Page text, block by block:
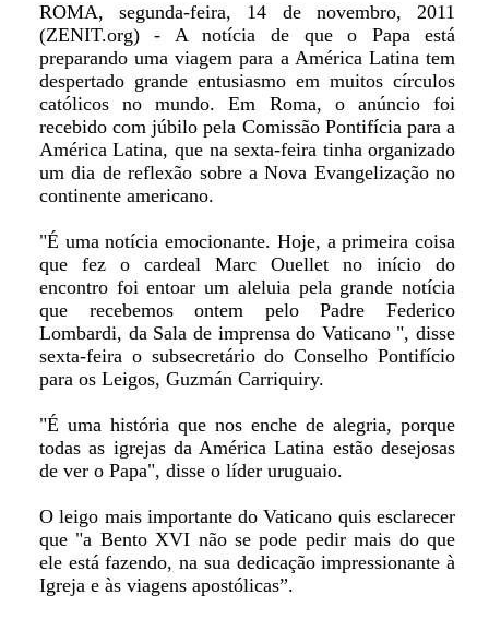
ROMA, segunda-feira, 14 de novembro, 2011
(ZENIT.org) - A notícia de que o Papa está
preparando uma viagem para a América Latina tem
despertado grande entusiasmo em muitos círculos
católicos no mundo. Em Roma, o anúncio foi
recebido com júbilo pela Comissão Pontifícia para a
América Latina, que na sexta-feira tinha organizado
um dia de reflexão sobre a Nova Evangelização no
continente americano.
"É uma notícia emocionante. Hoje, a primeira coisa
que fez o cardeal Marc Ouellet no início do
encontro foi entoar um aleluia pela grande notícia
que recebemos ontem pelo Padre Federico
Lombardi, da Sala de imprensa do Vaticano ", disse
sexta-feira o subsecretário do Conselho Pontifício
para os Leigos, Guzmán Carriquiry.
"É uma história que nos enche de alegria, porque
todas as igrejas da América Latina estão desejosas
de ver o Papa", disse o líder uruguaio.
O leigo mais importante do Vaticano quis esclarecer
que "a Bento XVI não se pode pedir mais do que
ele está fazendo, na sua dedicação impressionante à
Igreja e às viagens apostólicas”.